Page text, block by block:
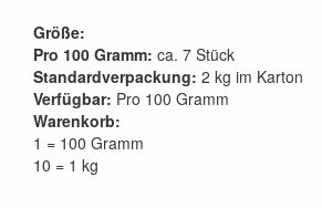
Größe:
Pro 100 Gramm: ca. 7 Stück
Standardverpackung: 2 kg im Karton
Verfügbar: Pro 100 Gramm
Warenkorb:
1 = 100 Gramm
10 = 1 kg